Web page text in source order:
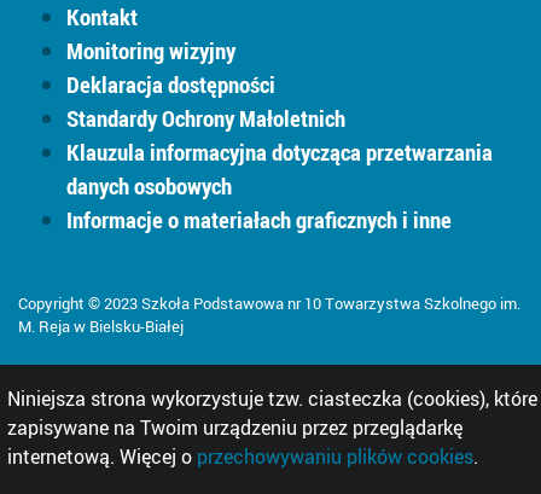
Kontakt
Monitoring wizyjny
Deklaracja dostępności
Standardy Ochrony Małoletnich
Klauzula informacyjna dotycząca przetwarzania
danych osobowych
Informacje o materiałach graficznych i inne
Copyright © 2023 Szkoła Podstawowa nr 10 Towarzystwa Szkolnego im.
M. Reja w Bielsku-Białej
Niniejsza strona wykorzystuje tzw. ciasteczka (cookies),
zapisywane na Twoim urządzeniu przez przeglądarkę
internetową. Więcej o przechowywaniu plików cookies.